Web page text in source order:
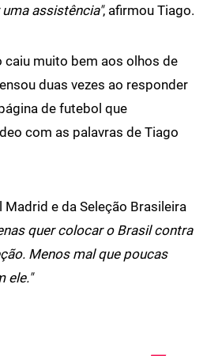
assistência", afirmou Tiago.
caiu muito bem aos olhos de
duas vezes ao responder
de futebol que
com as palavras de Tiago
Madrid e da Seleção Brasileira
quer colocar o Brasil contra
Menos mal que poucas
ele."